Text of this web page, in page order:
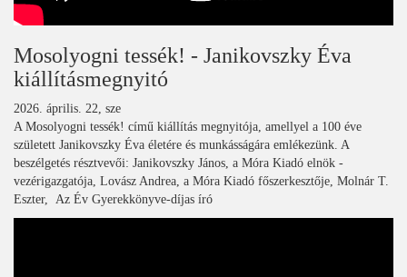
Mosolyogni tessék! - Janikovszky Éva
kiállításmegnyitó
2026. április. 22, sze
A Mosolyogni tessék! című kiállítás megnyitója, amellyel a 100 éve
született Janikovszky Éva életére és munkásságára emlékezünk. A
beszélgetés résztvevői: Janikovszky János, a Móra Kiadó elnök -
vezérigazgatója, Lovász Andrea, a Móra Kiadó főszerkesztője, Molnár T.
Eszter, Az Év Gyerekkönyve-díjas író